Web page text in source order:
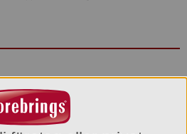
Skalle
Hallonskalleskum
Vegansktgodis
KöpBUBSgodis